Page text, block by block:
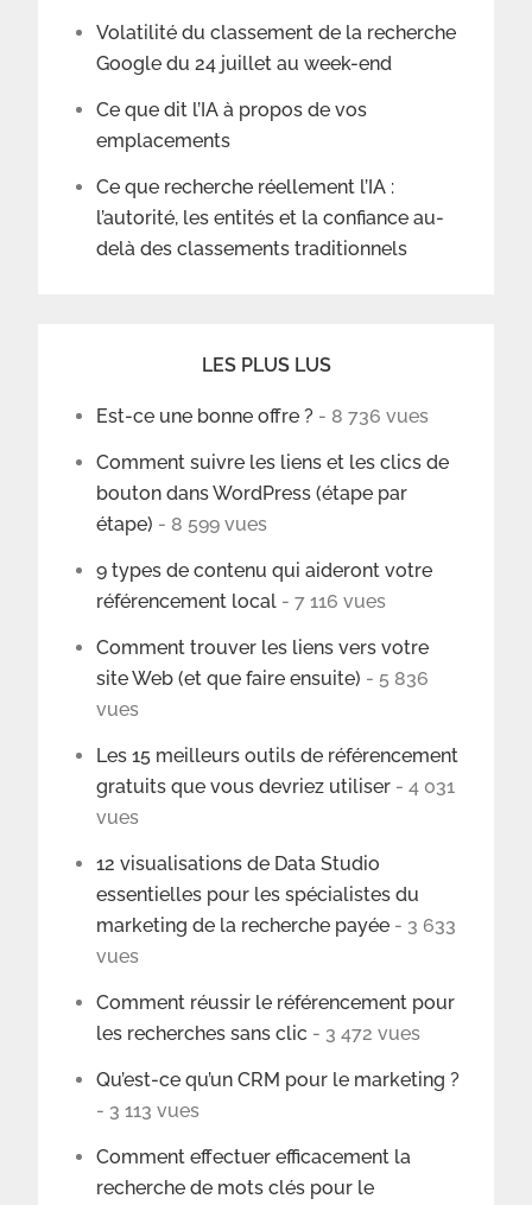
Volatilité du classement de la recherche
Google du 24 juillet au week-end
Ce que dit l’IA à propos de vos
emplacements
Ce que recherche réellement l’IA :
l’autorité, les entités et la confiance au-
delà des classements traditionnels
LES PLUS LUS
Est-ce une bonne offre ? - 8 736 vues
Comment suivre les liens et les clics de
bouton dans WordPress (étape par
étape) - 8 599 vues
9 types de contenu qui aideront votre
référencement local - 7 116 vues
Comment trouver les liens vers votre
site Web (et que faire ensuite) - 5 836
vues
Les 15 meilleurs outils de référencement
gratuits que vous devriez utiliser - 4 031
vues
12 visualisations de Data Studio
essentielles pour les spécialistes du
marketing de la recherche payée - 3 633
vues
Comment réussir le référencement pour
les recherches sans clic - 3 472 vues
Qu’est-ce qu’un CRM pour le marketing ?
- 3 113 vues
Comment effectuer efficacement la
recherche de mots clés pour le